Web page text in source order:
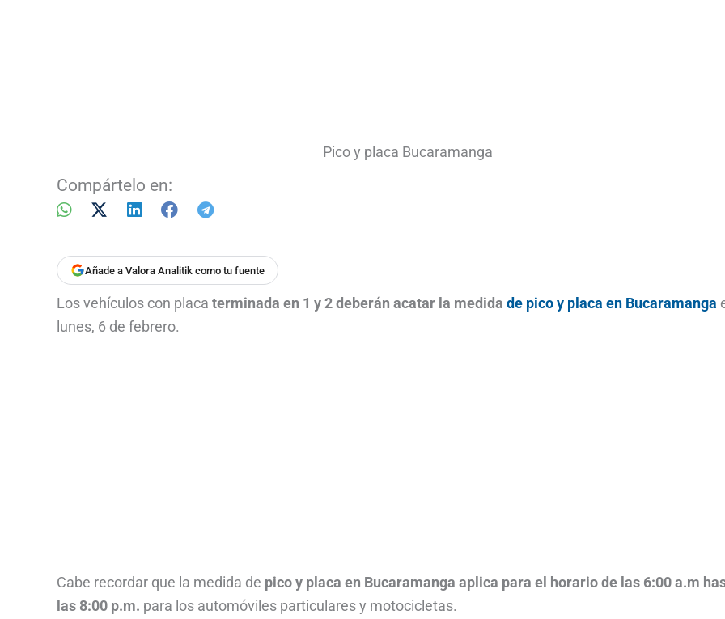
Pico y placa Bucaramanga
Compártelo en:
Añade a Valora Analitik como tu fuente
Los vehículos con placa terminada en 1 y 2 deberán acatar la medida de pico y placa en Bucaramanga
lunes, 6 de febrero.
Cabe recordar que la medida de pico y placa en Bucaramanga aplica para el horario de las 6:00 a.m
las 8:00 p.m. para los automóviles particulares y motocicletas.